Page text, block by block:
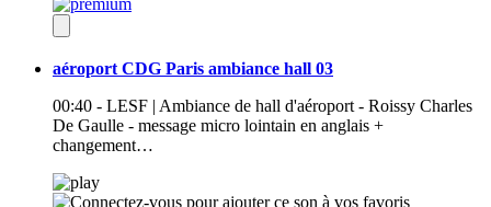
aéroport CDG Paris ambiance hall 03
00:40 - LESF | Ambiance de hall d'aéroport - Roissy Charles
De Gaulle - message micro lointain en anglais +
changement…